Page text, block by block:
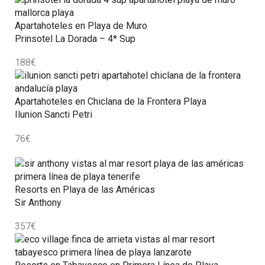
Apartahoteles en Playa de Muro
Prinsotel La Dorada – 4* Sup
188€
Apartahoteles en Chiclana de la Frontera Playa
Ilunion Sancti Petri
76€
Resorts en Playa de las Américas
Sir Anthony
357€